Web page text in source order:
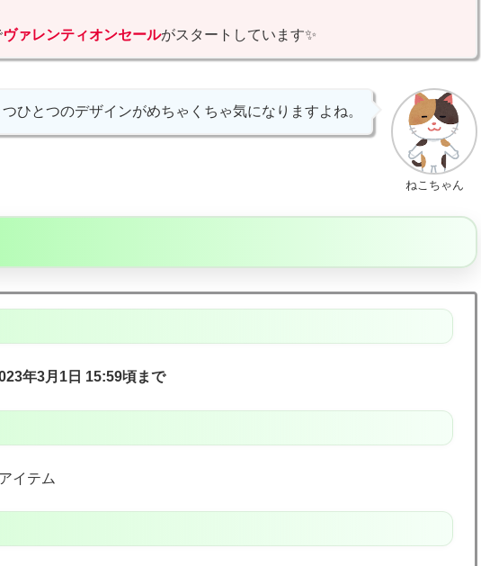
ヴァレンティオンセールがスタートしています✨
ねこちゃん
ひとつのデザインがめちゃくちゃ気になりますよね。
年3月1日 15:59頃まで
イテム